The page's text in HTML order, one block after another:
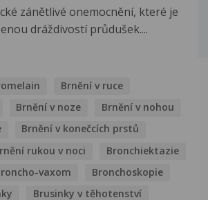
zánětlivé onemocnění, které je
dráždivostí průdušek....
Brnění v ruce
Brnění v noze
Brnění v nohou
Brnění v konečcích prstů
rukou v noci
Bronchiektazie
vaxom
Bronchoskopie
Brusinky v těhotenství